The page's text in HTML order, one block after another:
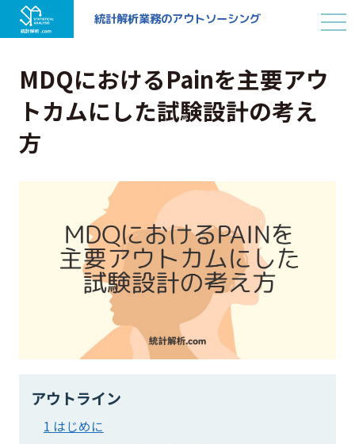
統計解析業務のアウトソーシング
MDQにおけるPainを主要アウ
トカムにした試験設計の考え
方
アウトライン
1 はじめに